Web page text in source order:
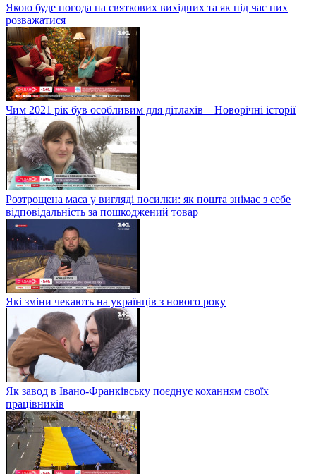
Якою буде погода на святкових вихідних та як під час них
розважатися
Чим 2021 рік був особливим для дітлахів – Новорічні історії
Розтрощена маса у вигляді посилки: як пошта знімає з себе
відповідальність за пошкоджений товар
Які зміни чекають на українців з нового року
Як завод в Івано-Франківську поєднує коханням своїх
працівників